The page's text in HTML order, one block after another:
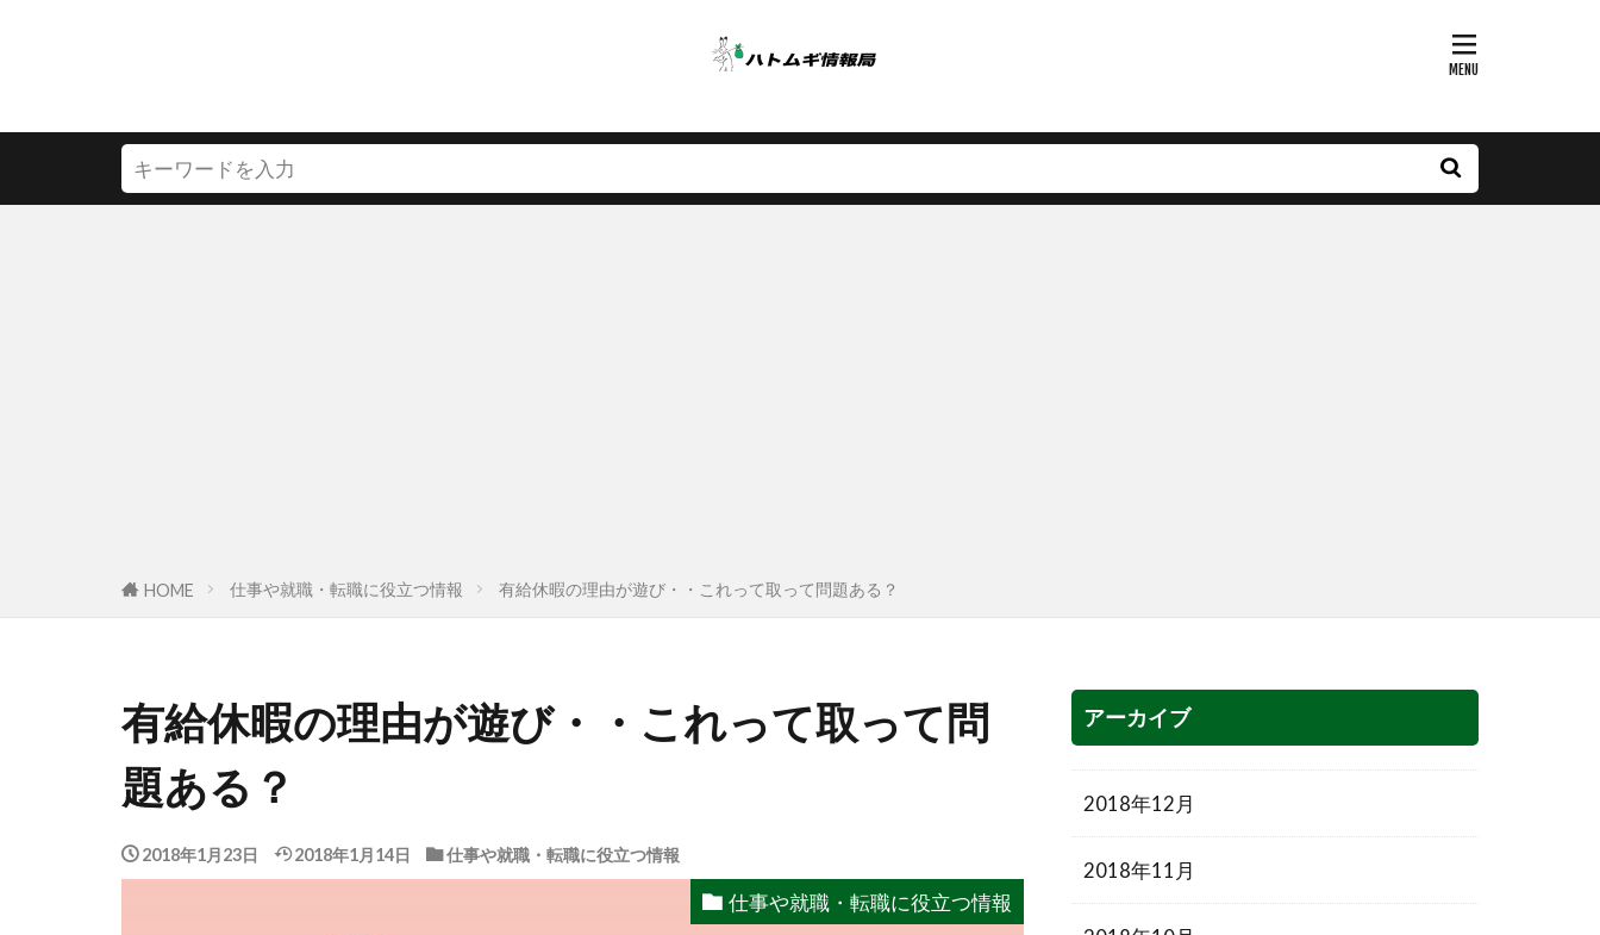
HOME 仕事や就職・転職に役立つ情報 有給休暇の理由が遊び・・これって取って問題ある？
有給休暇の理由が遊び・・これって取って問
題ある？
2018年1月23日 2018年1月14日 仕事や就職・転職に役立つ情報
仕事や就職・転職に役立つ情報
アーカイブ
2018年12月
2018年11月